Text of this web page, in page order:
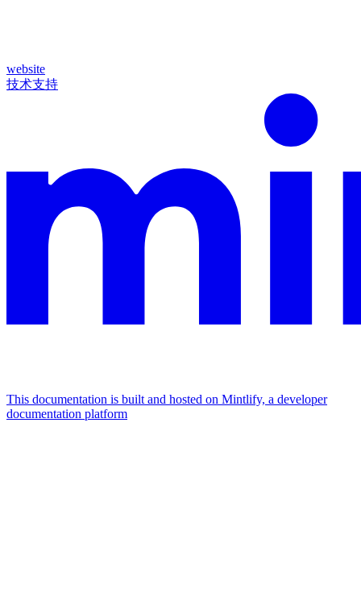
website
技术支持
This documentation is built and hosted on Mintlify, a developer
documentation platform